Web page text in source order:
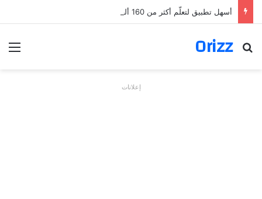
أسهل تطبيق لتعلّم أكثر من 160 ألف فعل بالألمانية
Orizz
بحث عن
إعلانات